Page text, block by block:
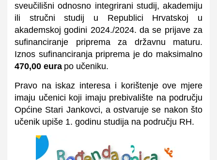
sveučilišni odnosno integrirani studij, akademiju
ili stručni studij u Republici Hrvatskoj u
akademskoj godini 2024./2024. da se prijave za
sufinanciranje priprema za državnu maturu.
Iznos sufinanciranja priprema je do maksimalno
470,00 eura po učeniku.
Pravo na iskaz interesa i korištenje ove mjere
imaju učenici koji imaju prebivalište na području
Općine Stari Jankovci, a ostvaruje se nakon što
učenik upiše 1. godinu studija na području RH.